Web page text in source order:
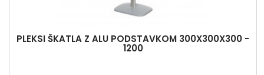
PLEKSI ŠKATLA Z ALU PODSTAVKOM 300X300X300 -
1200